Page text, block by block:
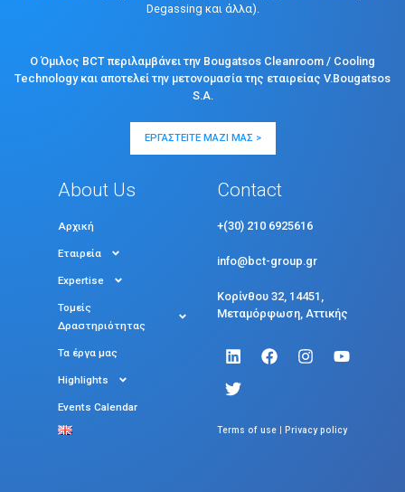
Degassing και άλλα).
Ο Όμιλος BCT περιλαμβάνει την Bougatsos Cleanroom / Cooling
Technology και αποτελεί την μετονομασία της εταιρείας V.Bougatsos
S.A.
ΕΡΓΑΣΤΕΊΤΕ ΜΑΖΊ ΜΑΣ >
About Us
Αρχική
Εταιρεία
Expertise
Τομείς
Δραστηριότητας
Τα έργα μας
Highlights
Events Calendar
Contact
+(30) 210 6925616
info@bct-group.gr
Κορίνθου 32, 14451,
Μεταμόρφωση, Αττικής
Terms of use Privacy policy